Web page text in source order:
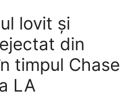
lovit și
din
timpul Chase
LA